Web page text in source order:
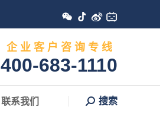
企 业 客 户 咨 询 专 线
400-683-1110
联系我们 Search:
搜索
Search:
搜索